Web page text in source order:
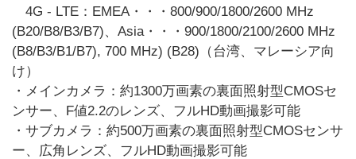
4G - LTE：EMEA・・・800/900/1800/2600 MHz
(B20/B8/B3/B7)、Asia・・・900/1800/2100/2600 MHz
(B8/B3/B1/B7), 700 MHz) (B28)（台湾、マレーシア向
け）
・メインカメラ：約1300万画素の裏面照射型CMOSセ
ンサー、F値2.2のレンズ、フルHD動画撮影可能
・サブカメラ：約500万画素の裏面照射型CMOSセンサ
ー、広角レンズ、フルHD動画撮影可能